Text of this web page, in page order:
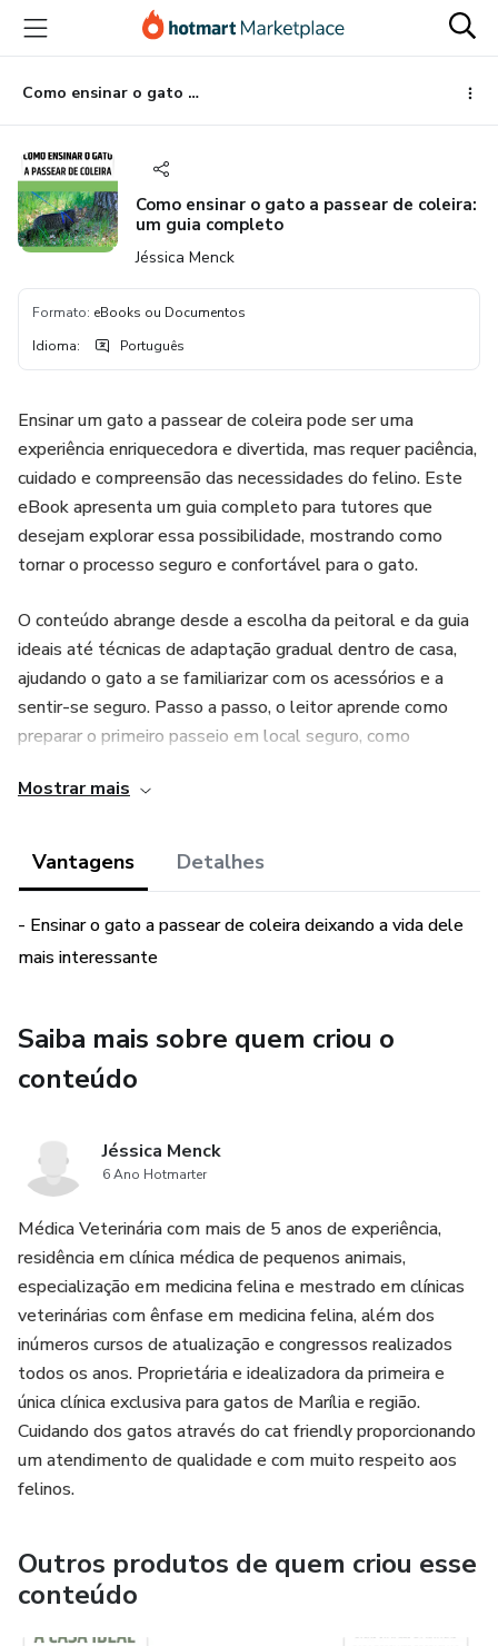
para
conteúdo
principal
para
pagamento
para
rodapé
Como ensinar o gato a passear de coleira: um guia completo
Como ensinar o gato a passear de coleira:
um guia completo
Jéssica Menck
Formato: eBooks ou Documentos
Idioma: Português
Ensinar um gato a passear de coleira pode ser uma
experiência enriquecedora e divertida, mas requer paciência,
cuidado e compreensão das necessidades do felino. Este
eBook apresenta um guia completo para tutores que
desejam explorar essa possibilidade, mostrando como
tornar o processo seguro e confortável para o gato.
O conteúdo abrange desde a escolha da peitoral e da guia
ideais até técnicas de adaptação gradual dentro de casa,
ajudando o gato a se familiarizar com os acessórios e a
sentir-se seguro. Passo a passo, o leitor aprende como
preparar o primeiro passeio em local seguro, como
experiência positiva com a ajuda de recompensas e práticas
Mostrar mais
Vantagens Detalhes
- Ensinar o gato a passear de coleira deixando a vida dele
mais interessante
Saiba mais sobre quem criou o
conteúdo
Jéssica Menck
6 Ano Hotmarter
Médica Veterinária com mais de 5 anos de experiência,
residência em clínica médica de pequenos animais,
especialização em medicina felina e mestrado em clínicas
veterinárias com ênfase em medicina felina, além dos
inúmeros cursos de atualização e congressos realizados
todos os anos. Proprietária e idealizadora da primeira e
única clínica exclusiva para gatos de Marília e região.
Cuidando dos gatos através do cat friendly proporcionando
um atendimento de qualidade e com muito respeito aos
felinos.
Outros produtos de quem criou esse
conteúdo